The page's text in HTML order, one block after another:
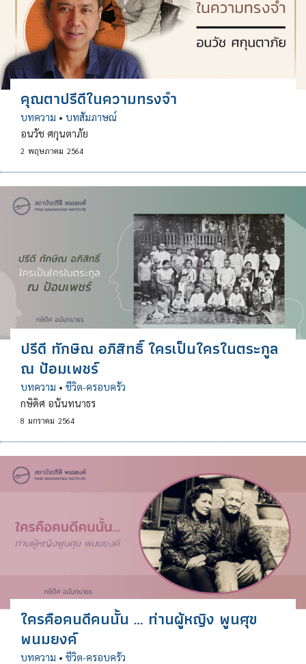
คุณตาปรีดีในความทรงจำ
บทความ • บทสัมภาษณ์
อนวัช ศกุนตาภัย
2 พฤษภาคม 2564
ปรีดี ทักษิณ อภิสิทธิ์ ใครเป็นใครในตระกูล
ณ ป้อมเพชร์
บทความ • ชีวิต-ครอบครัว
กษิดิศ อนันทนาธร
8 มกราคม 2564
ใครคือคนดีคนนั้น … ท่านผู้หญิง พูนศุข
พนมยงค์
บทความ • ชีวิต-ครอบครัว